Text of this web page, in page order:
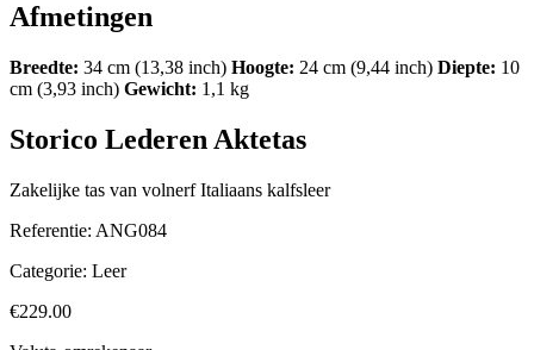
Afmetingen
Breedte: 34 cm (13,38 inch) Hoogte: 24 cm (9,44 inch) Diepte: 10
cm (3,93 inch) Gewicht: 1,1 kg
Storico Lederen Aktetas
Zakelijke tas van volnerf Italiaans kalfsleer
Referentie: ANG084
Categorie: Leer
€229.00